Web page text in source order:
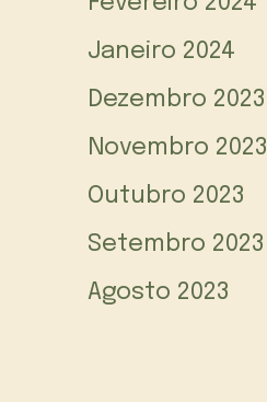
Janeiro 2024
Dezembro 2023
Novembro 2023
Outubro 2023
Setembro 2023
Agosto 2023